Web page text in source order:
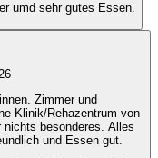
umd sehr gutes Essen.
Zimmer und
Klinik/Rehazentrum von
besonderes. Alles
und Essen gut.